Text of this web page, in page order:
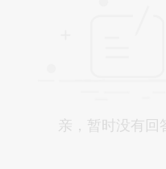
亲，暂时没有回